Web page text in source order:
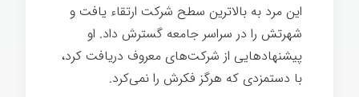
این مرد به بالاترین سطح شرکت ارتقاء یافت و
شهرتش را در سراسر جامعه گسترش داد. او
پیشنهادهایی از شرکت‌های معروف دریافت کرد،
با دستمزدی که هرگز فکرش را نمی‌کرد.